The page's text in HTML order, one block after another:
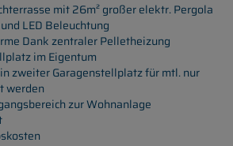
mit 26m² großer elektr. Pergola
LED Beleuchtung
Dank zentraler Pelletheizung
im Eigentum
zweiter Garagenstellplatz für mtl. nur
werden
zur Wohnanlage